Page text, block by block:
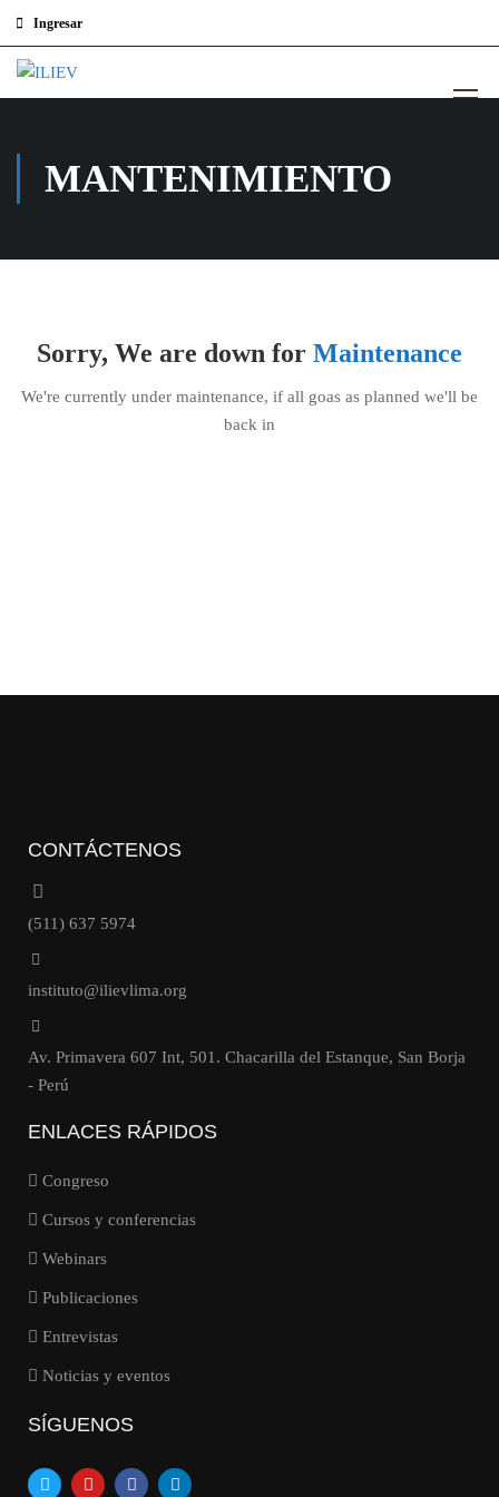
Ingresar
MANTENIMIENTO
Sorry, We are down for Maintenance
We're currently under maintenance, if all goas as planned we'll be
back in
CONTÁCTENOS
(511) 637 5974
instituto@ilievlima.org
Av. Primavera 607 Int, 501. Chacarilla del Estanque, San Borja
- Perú
ENLACES RÁPIDOS
Congreso
Cursos y conferencias
Webinars
Publicaciones
Entrevistas
Noticias y eventos
SÍGUENOS